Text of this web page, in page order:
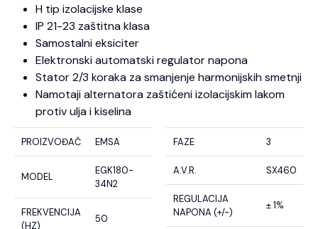
H tip izolacijske klase
IP 21-23 zaštitna klasa
Samostalni eksiciter
Elektronski automatski regulator napona
Stator 2/3 koraka za smanjenje harmonijskih smetnji
Namotaji alternatora zaštićeni izolacijskim lakom
protiv ulja i kiselina
PROIZVOĐAČ EMSA
MODEL
EGK180-
34N2
FREKVENCIJA
(HZ)
50
FAZE 3
A.V.R. SX460
REGULACIJA
NAPONA (+/-)
± 1%